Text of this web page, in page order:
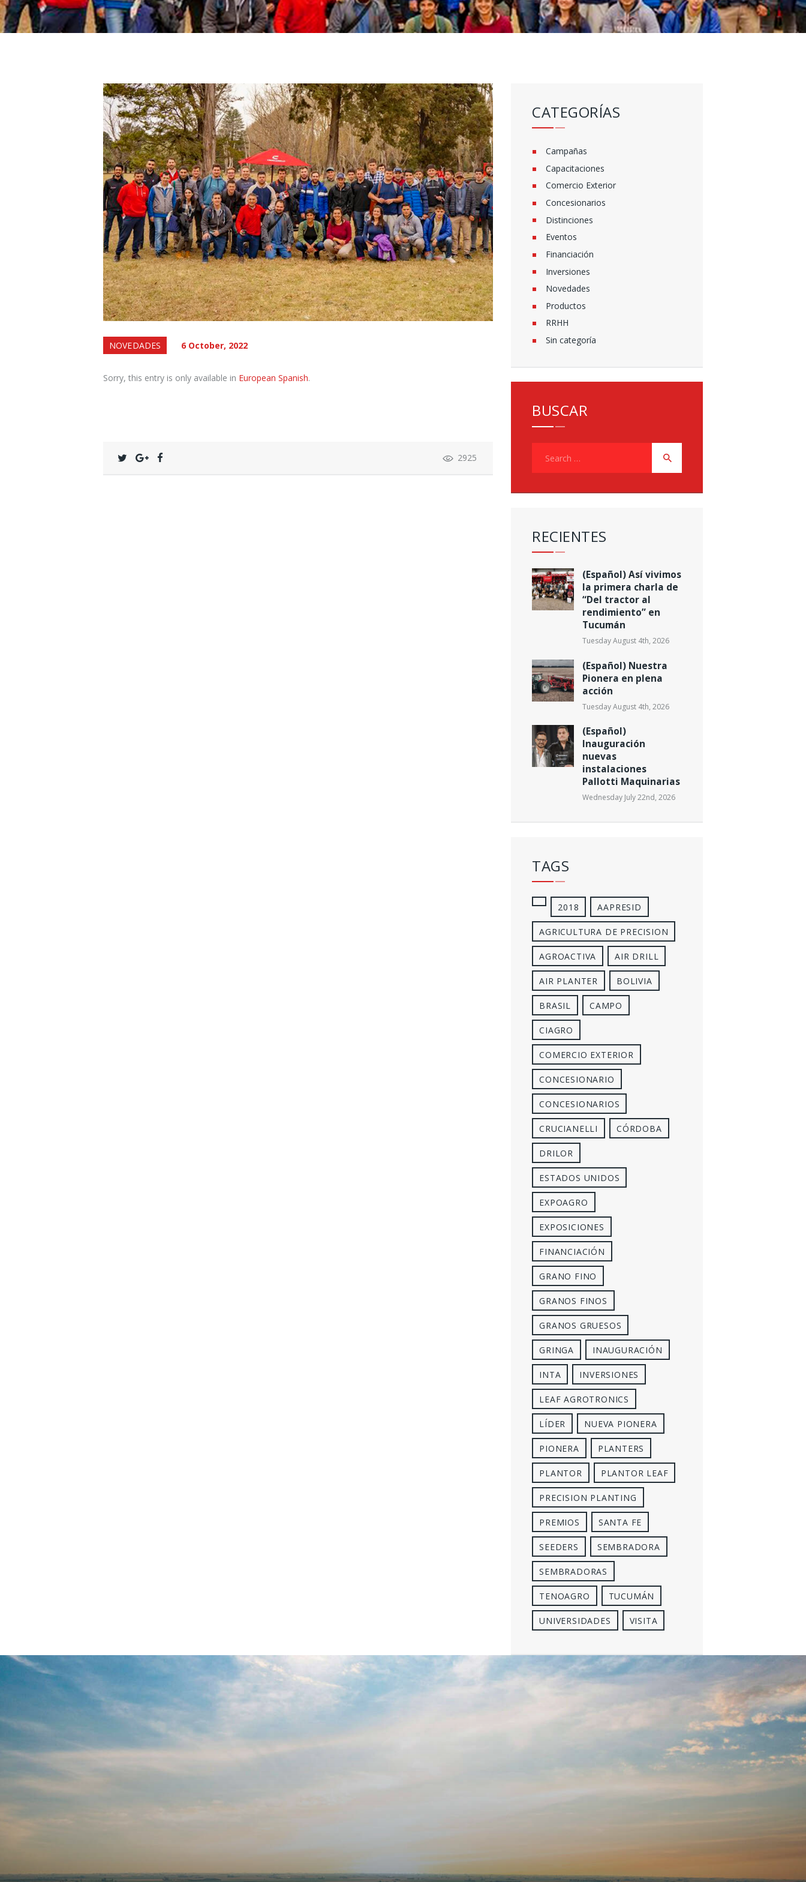
NOVEDADES 6 October, 2022
Sorry, this entry is only available in European Spanish.
2925
CATEGORÍAS
Campañas
Capacitaciones
Comercio Exterior
Concesionarios
Distinciones
Eventos
Financiación
Inversiones
Novedades
Productos
RRHH
Sin categoría
BUSCAR
RECIENTES
(Español) Así vivimos
la primera charla de
“Del tractor al
rendimiento” en
Tucumán
Tuesday August 4th, 2026
(Español) Nuestra
Pionera en plena
acción
Tuesday August 4th, 2026
(Español)
Inauguración
nuevas
instalaciones
Pallotti Maquinarias
Wednesday July 22nd, 2026
TAGS
2018 AAPRESID
AGRICULTURA DE PRECISION
AGROACTIVA AIR DRILL
AIR PLANTER BOLIVIA
BRASIL CAMPO
CIAGRO
COMERCIO EXTERIOR
CONCESIONARIO
CONCESIONARIOS
CRUCIANELLI CÓRDOBA
DRILOR
ESTADOS UNIDOS
EXPOAGRO
EXPOSICIONES
FINANCIACIÓN
GRANO FINO
GRANOS FINOS
GRANOS GRUESOS
GRINGA INAUGURACIÓN
INTA INVERSIONES
LEAF AGROTRONICS
LÍDER NUEVA PIONERA
PIONERA PLANTERS
PLANTOR PLANTOR LEAF
PRECISION PLANTING
PREMIOS SANTA FE
SEEDERS SEMBRADORA
SEMBRADORAS
TENOAGRO TUCUMÁN
UNIVERSIDADES VISITA